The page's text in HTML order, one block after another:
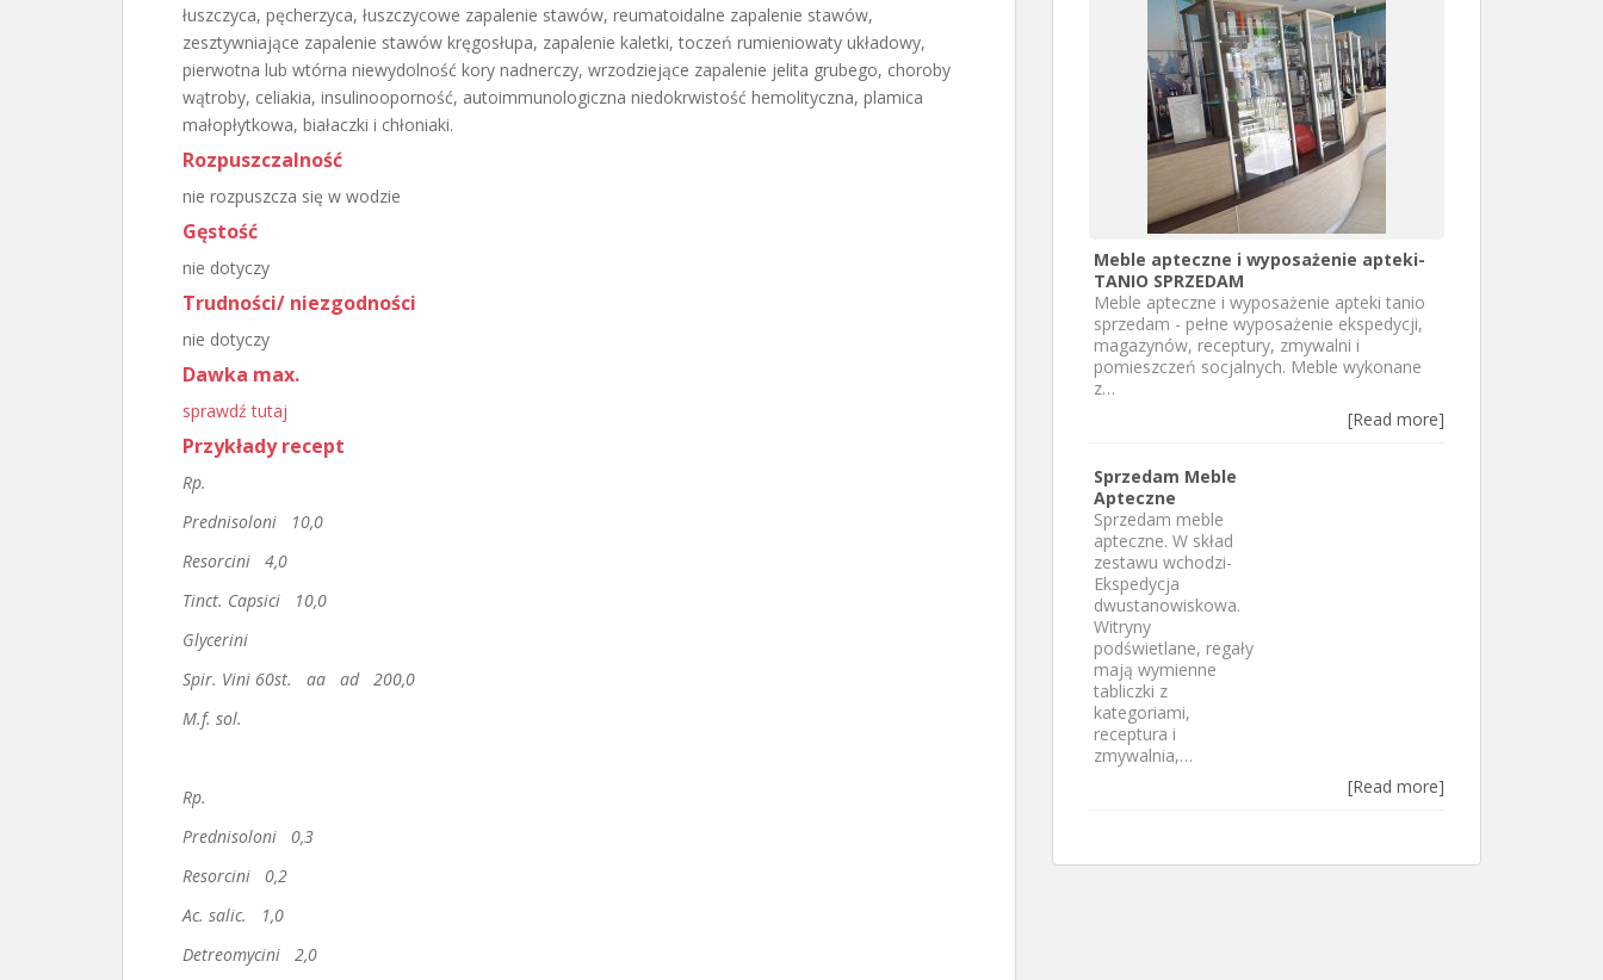
łuszczyca, pęcherzyca, łuszczycowe zapalenie stawów, reumatoidalne zapalenie stawów,
zesztywniające zapalenie stawów kręgosłupa, zapalenie kaletki, toczeń rumieniowaty układowy,
pierwotna lub wtórna niewydolność kory nadnerczy, wrzodziejące zapalenie jelita grubego, choroby
wątroby, celiakia, insulinooporność, autoimmunologiczna niedokrwistość hemolityczna, plamica
małopłytkowa, białaczki i chłoniaki.
Rozpuszczalność
nie rozpuszcza się w wodzie
Gęstość
nie dotyczy
Trudności/ niezgodności
nie dotyczy
Dawka max.
sprawdź tutaj
Przykłady recept
Rp.
Prednisoloni 10,0
Resorcini 4,0
Tinct. Capsici 10,0
Glycerini
Spir. Vini 60st. aa ad 200,0
M.f. sol.
Rp.
Prednisoloni 0,3
Resorcini 0,2
Ac. salic. 1,0
Detreomycini 2,0
Meble apteczne i wyposażenie apteki-
TANIO SPRZEDAM
Meble apteczne i wyposażenie apteki tanio
sprzedam - pełne wyposażenie ekspedycji,
magazynów, receptury, zmywalni i
pomieszczeń socjalnych. Meble wykonane
z…
[Read more]
Sprzedam Meble
Apteczne
Sprzedam meble
apteczne. W skład
zestawu wchodzi-
Ekspedycja
dwustanowiskowa.
Witryny
podświetlane, regały
mają wymienne
tabliczki z
kategoriami,
receptura i
zmywalnia,…
[Read more]